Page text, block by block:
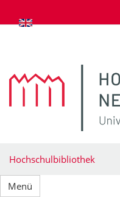
zum Inhalt springen
Hochschulbibliothek
Menü